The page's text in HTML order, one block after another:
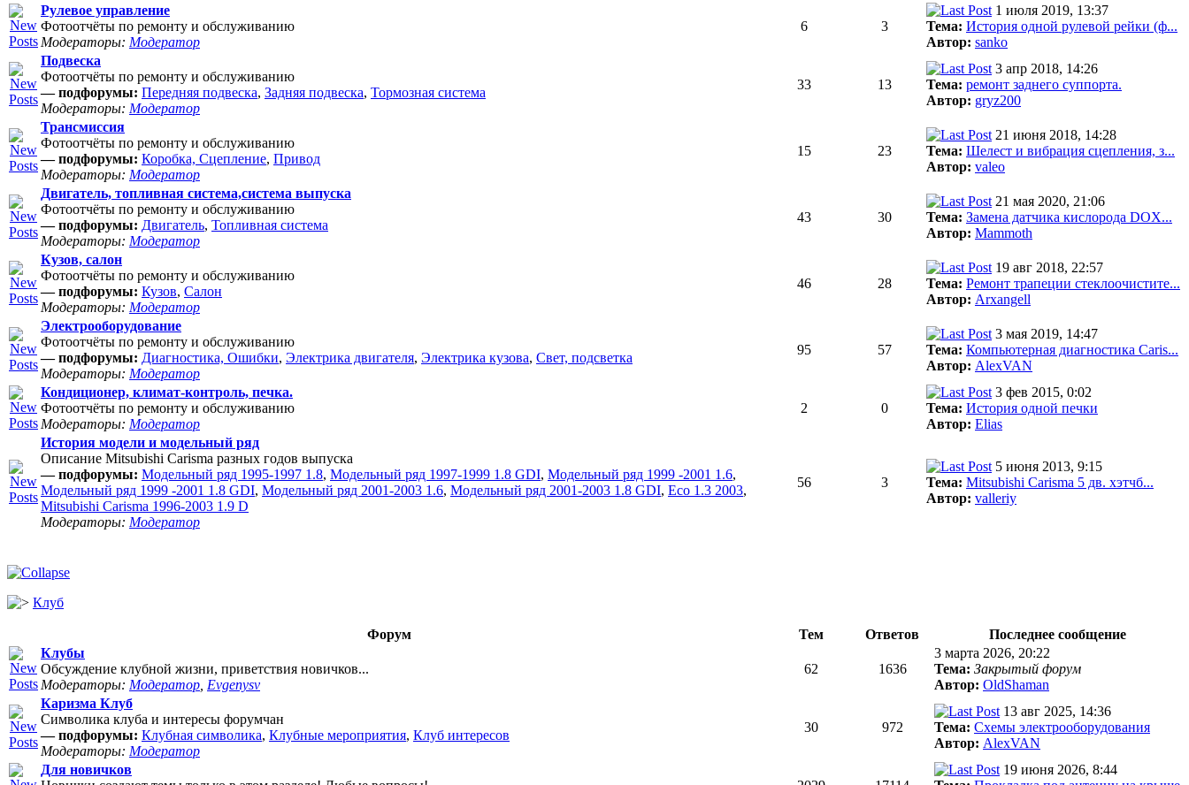
Рулевое управление
Фотоотчёты по ремонту и обслуживанию
Модераторы: Модератор
6 3
1 июля 2019, 13:37
Тема: История одной рулевой рейки (ф...
Автор: sanko
Подвеска
Фотоотчёты по ремонту и обслуживанию
— подфорумы: Передняя подвеска, Задняя подвеска, Тормозная система
Модераторы: Модератор
33 13
3 апр 2018, 14:26
Тема: ремонт заднего суппорта.
Автор: gryz200
Трансмиссия
Фотоотчёты по ремонту и обслуживанию
— подфорумы: Коробка, Сцепление, Привод
Модераторы: Модератор
15 23
21 июня 2018, 14:28
Тема: Шелест и вибрация сцепления, з...
Автор: valeo
Двигатель, топливная система,система выпуска
Фотоотчёты по ремонту и обслуживанию
— подфорумы: Двигатель, Топливная система
Модераторы: Модератор
43 30
21 мая 2020, 21:06
Тема: Замена датчика кислорода DOX...
Автор: Mammoth
Кузов, салон
Фотоотчёты по ремонту и обслуживанию
— подфорумы: Кузов, Салон
Модераторы: Модератор
46 28
19 авг 2018, 22:57
Тема: Ремонт трапеции стеклоочистите...
Автор: Arxangell
Электрооборудование
Фотоотчёты по ремонту и обслуживанию
— подфорумы: Диагностика, Ошибки, Электрика двигателя, Электрика кузова, Свет, подсветка
Модераторы: Модератор
95 57
3 мая 2019, 14:47
Тема: Компьютерная диагностика Caris...
Автор: AlexVAN
Кондиционер, климат-контроль, печка.
Фотоотчёты по ремонту и обслуживанию
Модераторы: Модератор
2 0
3 фев 2015, 0:02
Тема: История одной печки
Автор: Elias
История модели и модельный ряд
Описание Mitsubishi Carisma разных годов выпуска
— подфорумы: Модельный ряд 1995-1997 1.8, Модельный ряд 1997-1999 1.8 GDI, Модельный ряд 1999 -2001 1.6,
Модельный ряд 1999 -2001 1.8 GDI, Модельный ряд 2001-2003 1.6, Модельный ряд 2001-2003 1.8 GDI, Eco 1.3 2003,
Mitsubishi Carisma 1996-2003 1.9 D
Модераторы: Модератор
56 3
5 июня 2013, 9:15
Тема: Mitsubishi Carisma 5 дв. хэтчб...
Автор: valleriy
Клуб
Форум Тем Ответов
Последнее сообщение
Клубы
Обсуждение клубной жизни, приветствия новичков...
Модераторы: Модератор Evgenysv
62 1636
3 марта 2026, 20:22
Тема: Закрытый форум
Автор: OldShaman
Каризма Клуб
Символика клуба и интересы форумчан
— подфорумы: Клубная символика, Клубные мероприятия, Клуб интересов
Модераторы: Модератор
30 972
13 авг 2025, 14:36
Тема: Схемы электрооборудования
Автор: AlexVAN
Для новичков
19 июня 2026, 8:44